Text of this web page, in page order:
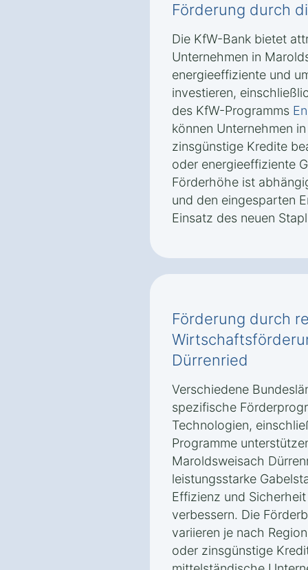
Förderung durch
Die KfW-Bank bietet
Unternehmen in
energieeffiziente und
investieren,
des KfW-Programms
können Unternehmen
zinsgünstige Kredite
oder energieeffiziente
Förderhöhe ist
und den eingesparten
Einsatz des neuen
Förderung durch
Dürrenried
Verschiedene
spezifische
Technologien,
Programme
Maroldsweisach
leistungsstarke
Effizienz und
verbessern. Die
variieren je nach
oder zinsgünstige